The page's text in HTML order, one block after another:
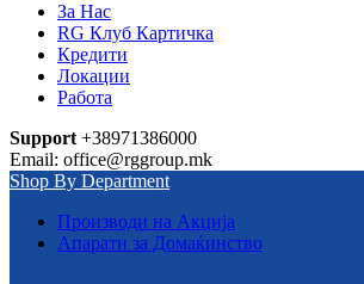
За Нас
RG Клуб Картичка
Кредити
Локации
Работа
Support +38971386000
Email: office@rggroup.mk
Shop By Department
Производи на Акција
Апарати за Домаќинство